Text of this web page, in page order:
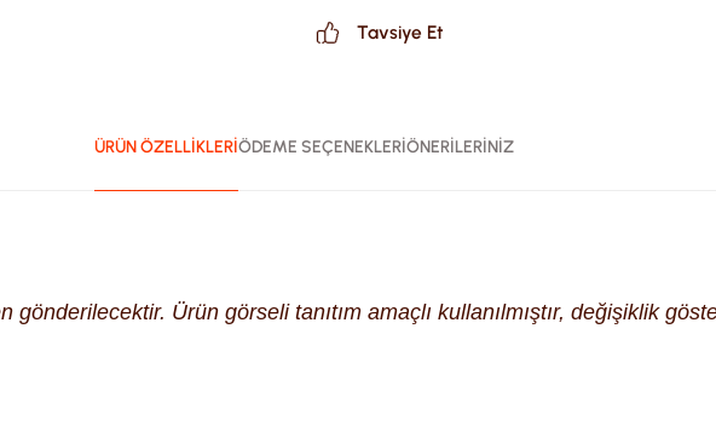
Tavsiye Et
ÜRÜN ÖZELLİKLERİÖDEME SEÇENEKLERİÖNERİLERİNİZ
gönderilecektir. Ürün görseli tanıtım amaçlı kullanılmıştır, değişiklik